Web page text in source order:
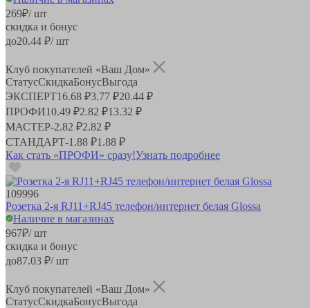
269₽/ шт
скидка и бонус
до20.44 ₽/ шт
Клуб покупателей «Ваш Дом»
СтатусСкидкаБонусВыгода
ЭКСПЕРТ16.68 ₽3.77 ₽20.44 ₽
ПРОФИ10.49 ₽2.82 ₽13.32 ₽
МАСТЕР-2.82 ₽2.82 ₽
СТАНДАРТ-1.88 ₽1.88 ₽
Как стать «ПРОФИ» сразу!Узнать подробнее
109996
Розетка 2-я RJ11+RJ45 телефон/интернет белая Glossa
Наличие в магазинах
967₽/ шт
скидка и бонус
до87.03 ₽/ шт
Клуб покупателей «Ваш Дом»
СтатусСкидкаБонусВыгода